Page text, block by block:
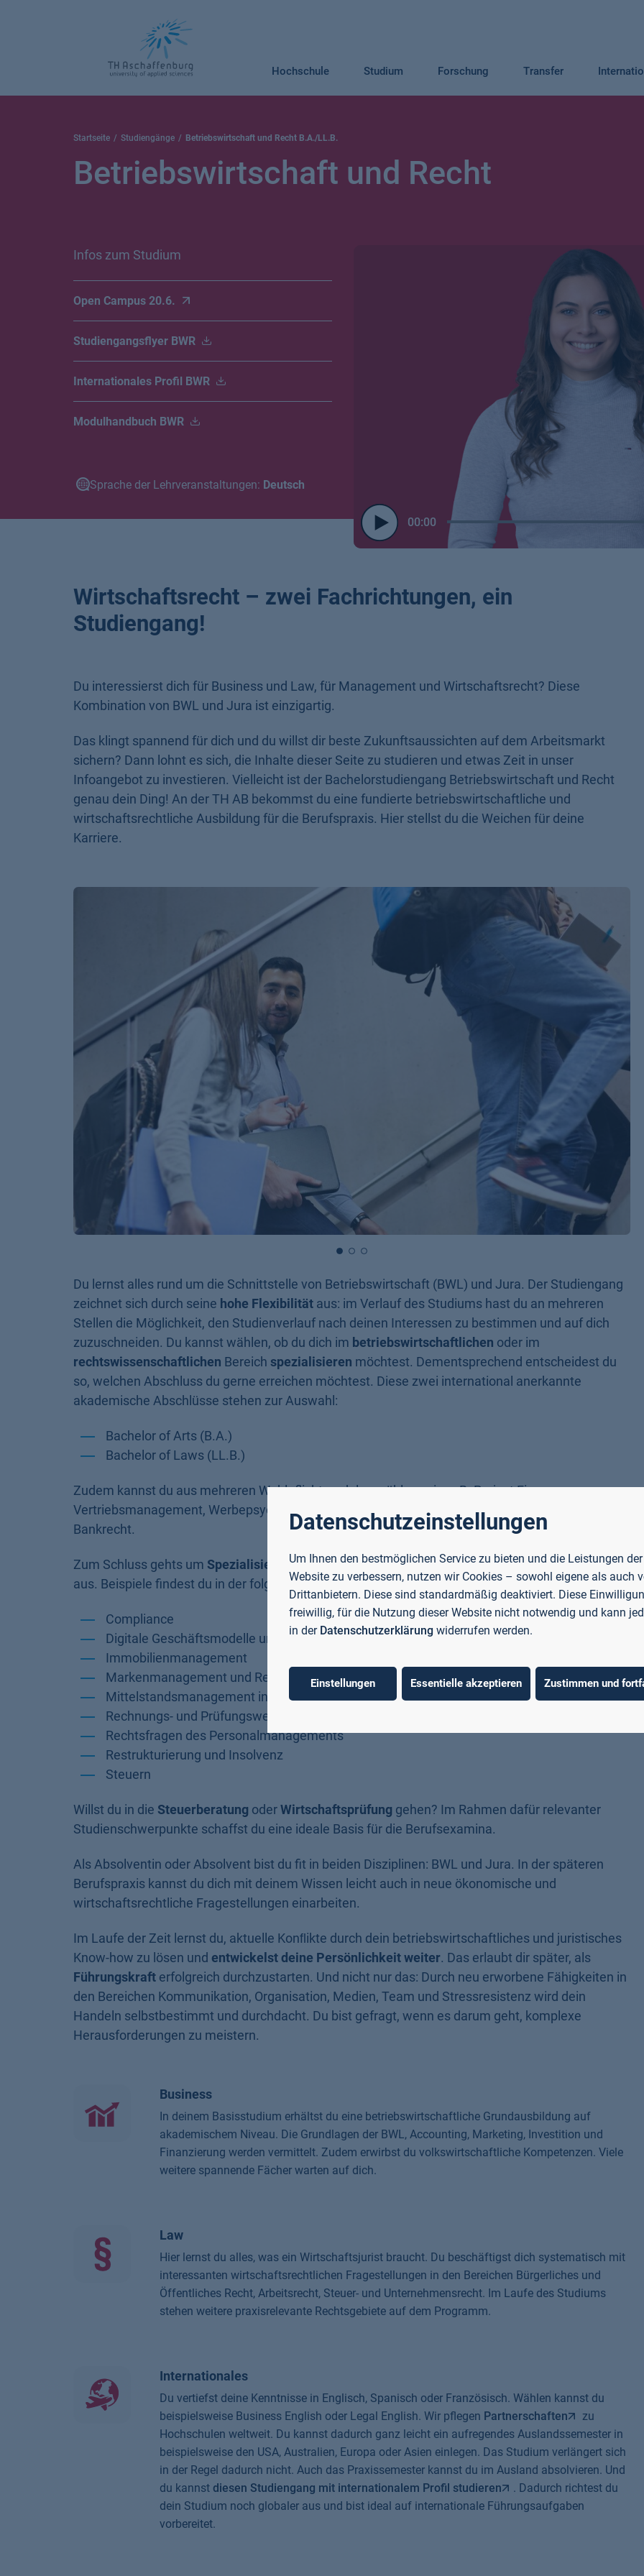
Hochschule Studium Forschung Transfer
Startseite Studiengänge Betriebswirtschaft und Recht B.A./LL.B.
Betriebswirtschaft und Recht
Infos zum Studium
Open Campus 20.6.
Studiengangsflyer BWR
Internationales Profil BWR
Modulhandbuch BWR
Sprache der Lehrveranstaltungen: Deutsch
Play
00:00
Wirtschaftsrecht – zwei Fachrichtungen, ein
Studiengang!
Du interessierst dich für Business und Law, für Management und Wirtschaftsrecht? Diese
Kombination von BWL und Jura ist einzigartig.
Das klingt spannend für dich und du willst dir beste Zukunftsaussichten auf dem Arbeitsmarkt
sichern? Dann lohnt es sich, die Inhalte dieser Seite zu studieren und etwas Zeit in unser
Infoangebot zu investieren. Vielleicht ist der Bachelorstudiengang Betriebswirtschaft und Recht
genau dein Ding! An der TH AB bekommst du eine fundierte betriebswirtschaftliche und
wirtschaftsrechtliche Ausbildung für die Berufspraxis. Hier stellst du die Weichen für deine
Karriere.
Du lernst alles rund um die Schnittstelle von Betriebswirtschaft (BWL) und Jura. Der Studiengang
zeichnet sich durch seine hohe Flexibilität aus: im Verlauf des Studiums hast du an mehreren
Stellen die Möglichkeit, den Studienverlauf nach deinen Interessen zu bestimmen und auf dich
zuzuschneiden. Du kannst wählen, ob du dich im betriebswirtschaftlichen oder im
rechtswissenschaftlichen Bereich spezialisieren möchtest. Dementsprechend entscheidest du
so, welchen Abschluss du gerne erreichen möchtest. Diese zwei international anerkannte
akademische Abschlüsse stehen zur Auswahl:
Bachelor of Arts (B.A.)
Bachelor of Laws (LL.B.)
Zudem kannst du aus mehreren Wahlpflichtmodulen wählen, wie z. B. Project Finance,
Vertriebsmanagement, Werbepsychologie, Introduction to the EU, Strafrecht, Erbrecht, Miet- und
Bankrecht.
Zum Schluss gehts um Spezialisierung: du wählst dir zwei aus knapp 20 Studienschwerpunkten
aus. Beispiele findest du in der folgenden Liste. Mach, was dich besonders interessiert!
Compliance
Digitale Geschäftsmodelle und Entrepreneurship
Immobilienmanagement
Markenmanagement und Recht
Mittelstandsmanagement in der Unternehmenspraxis
Rechnungs- und Prüfungswesen
Rechtsfragen des Personalmanagements
Restrukturierung und Insolvenz
Steuern
Willst du in die Steuerberatung oderWirtschaftsprüfung gehen? Im Rahmen dafür relevanter
Studienschwerpunkte schaffst du eine ideale Basis für die Berufsexamina.
Als Absolventin oder Absolvent bist du fit in beiden Disziplinen: BWL und Jura. In der späteren
Berufspraxis kannst du dich mit deinem Wissen leicht auch in neue ökonomische und
wirtschaftsrechtliche Fragestellungen einarbeiten.
Im Laufe der Zeit lernst du, aktuelle Konﬂikte durch dein betriebswirtschaftliches und juristisches
Know-how zu lösen und entwickelst deine Persönlichkeit weiter. Das erlaubt dir später, als
Führungskraft erfolgreich durchzustarten. Und nicht nur das: Durch neu erworbene Fähigkeiten in
den Bereichen Kommunikation, Organisation, Medien, Team und Stressresistenz wird dein
Handeln selbstbestimmt und durchdacht. Du bist gefragt, wenn es darum geht, komplexe
Herausforderungen zu meistern.
Business
In deinem Basisstudium erhältst du eine betriebswirtschaftliche Grundausbildung auf
akademischem Niveau. Die Grundlagen der BWL, Accounting, Marketing, Investition und
Finanzierung werden vermittelt. Zudem erwirbst du volkswirtschaftliche Kompetenzen. Viele
weitere spannende Fächer warten auf dich.
Law
Hier lernst du alles, was ein Wirtschaftsjurist braucht. Du beschäftigst dich systematisch mit
interessanten wirtschaftsrechtlichen Fragestellungen in den Bereichen Bürgerliches und
Öffentliches Recht, Arbeitsrecht, Steuer- und Unternehmensrecht. Im Laufe des Studiums
stehen weitere praxisrelevante Rechtsgebiete auf dem Programm.
Internationales
Du vertiefst deine Kenntnisse in Englisch, Spanisch oder Französisch. Wählen kannst du
beispielsweise Business English oder Legal English. Wir pflegen Partnerschaften
zu
Hochschulen weltweit. Du kannst dadurch ganz leicht ein aufregendes Auslandssemester in
beispielsweise den USA, Australien, Europa oder Asien einlegen. Das Studium verlängert sich
in der Regel dadurch nicht. Auch das Praxissemester kannst du im Ausland absolvieren. Und
du kannst diesen Studiengang mit internationalem Profil studieren
. Dadurch richtest du
dein Studium noch globaler aus und bist ideal auf internationale Führungsaufgaben
vorbereitet.
Datenschutzeinstellungen
Um Ihnen den bestmöglichen Service zu bieten und die Leistungen der
Website zu verbessern, nutzen wir Cookies – sowohl eigene als auch
Drittanbietern. Diese sind standardmäßig deaktiviert. Diese
freiwillig, für die Nutzung dieser Website nicht notwendig und kann
in der Datenschutzerklärung widerrufen werden.
Einstellungen Essentielle akzeptieren Zustimmen und